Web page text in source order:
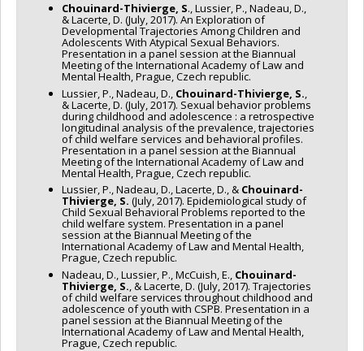
Chouinard-Thivierge, S., Lussier, P., Nadeau, D.,
& Lacerte, D. (July, 2017). An Exploration of
Developmental Trajectories Among Children and
Adolescents With Atypical Sexual Behaviors.
Presentation in a panel session at the Biannual
Meeting of the International Academy of Law and
Mental Health, Prague, Czech republic.
Lussier, P., Nadeau, D., Chouinard-Thivierge, S.,
& Lacerte, D. (July, 2017). Sexual behavior problems
during childhood and adolescence : a retrospective
longitudinal analysis of the prevalence, trajectories
of child welfare services and behavioral profiles.
Presentation in a panel session at the Biannual
Meeting of the International Academy of Law and
Mental Health, Prague, Czech republic.
Lussier, P., Nadeau, D., Lacerte, D., & Chouinard-
Thivierge, S. (July, 2017). Epidemiological study of
Child Sexual Behavioral Problems reported to the
child welfare system. Presentation in a panel
session at the Biannual Meeting of the
International Academy of Law and Mental Health,
Prague, Czech republic.
Nadeau, D., Lussier, P., McCuish, E., Chouinard-
Thivierge, S., & Lacerte, D. (July, 2017). Trajectories
of child welfare services throughout childhood and
adolescence of youth with CSPB. Presentation in a
panel session at the Biannual Meeting of the
International Academy of Law and Mental Health,
Prague, Czech republic.